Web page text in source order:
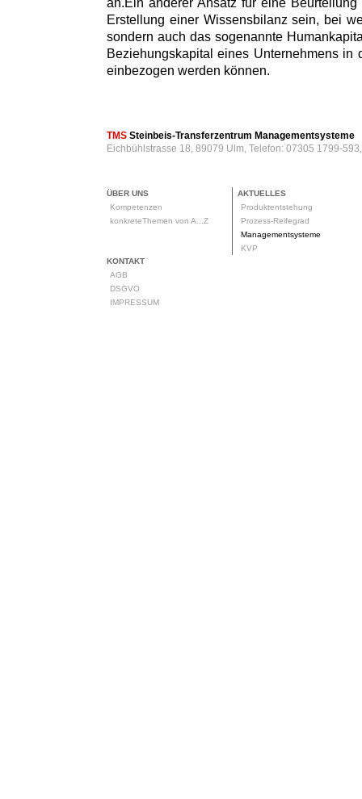
Erstellung einer Wissensbilanz sein, bei
sondern auch das sogenannte
Beziehungskapital eines Unternehmens in
einbezogen werden können.
TMS Steinbeis-Transferzentrum Managementsysteme
Eichbühlstrasse 18, 89079 Ulm, Telefon: 07305 1799-
ÜBER UNS
Kompetenzen
konkreteThemen von A...Z
AKTUELLES
Produktentstehung
Prozess-Reifegrad
Managementsysteme
KVP
KONTAKT
AGB
DSGVO
IMPRESSUM